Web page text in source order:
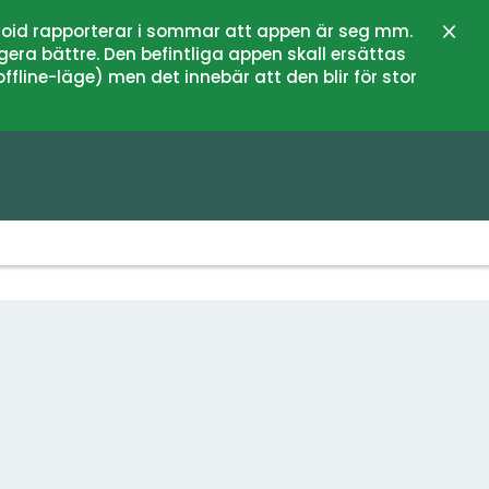
rapporterar i sommar att appen är seg mm.
bättre. Den befintliga appen skall ersättas
läge) men det innebär att den blir för stor